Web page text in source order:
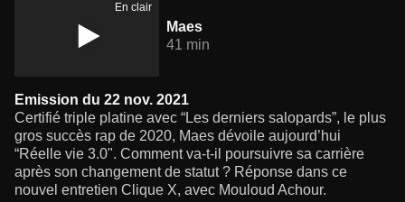
En clair
Maes
41 min
Emission du 22 nov. 2021
Certifié triple platine avec “Les derniers salopards”, le plus
gros succès rap de 2020, Maes dévoile aujourd’hui
“Réelle vie 3.0". Comment va-t-il poursuivre sa carrière
après son changement de statut ? Réponse dans ce
nouvel entretien Clique X, avec Mouloud Achour.